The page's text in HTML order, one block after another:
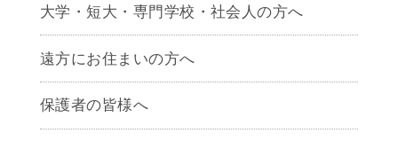
大学・短大・専門学校・社会人の方へ
遠方にお住まいの方へ
保護者の皆様へ